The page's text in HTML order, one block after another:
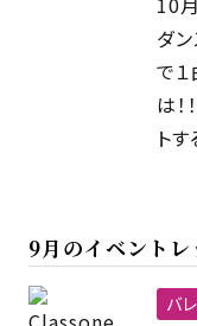
ダ
で
は
ト
9月のイベント
バ